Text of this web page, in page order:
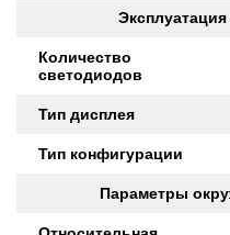
Количество
светодиодов
Тип дисплея
Тип конфигурации
Параметры